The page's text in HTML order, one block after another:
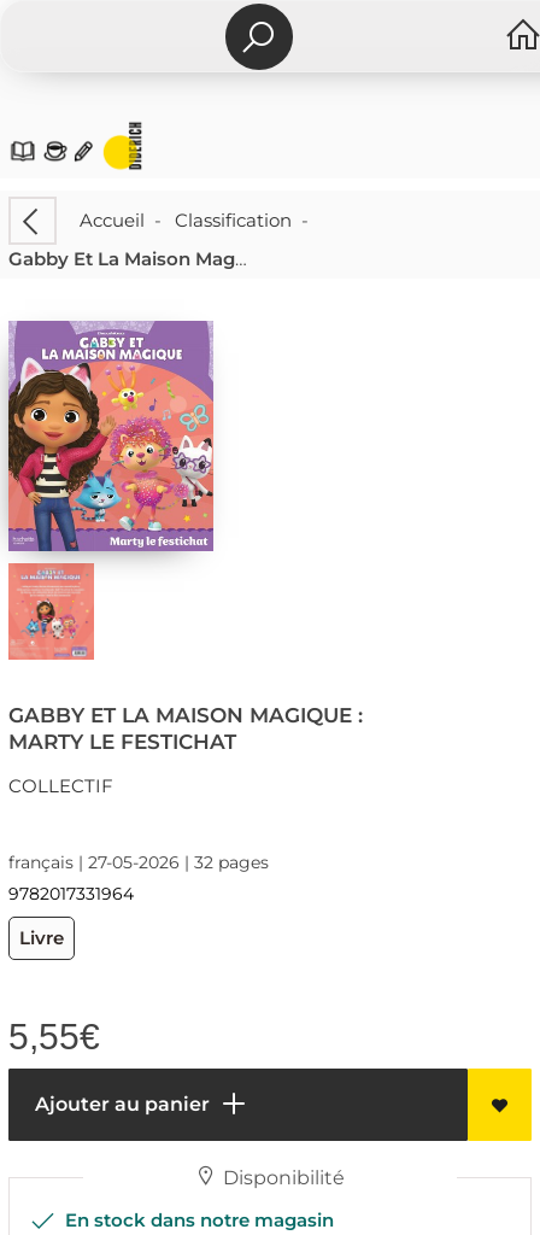
Accueil - Classification -
Gabby Et La Maison Magique : Marty Le Festichat
GABBY ET LA MAISON MAGIQUE :
MARTY LE FESTICHAT
COLLECTIF
français | 27-05-2026 | 32 pages
9782017331964
Livre
5,55€
Ajouter au panier
Disponibilité
En stock dans notre magasin